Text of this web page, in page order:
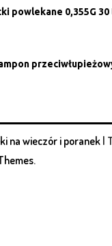
powlekane 0,355G 30
na wieczór i poranek |
.